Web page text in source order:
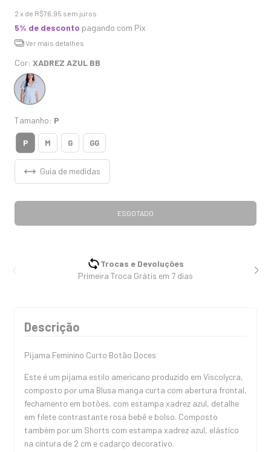
2 x de R$76,95 sem juros
5% de desconto pagando com Pix
Ver mais detalhes
Cor: XADREZ AZUL BB
Tamanho: P
P M G GG
Guia de medidas
Trocas e Devoluções
Primeira Troca Grátis em 7 dias
Descrição
Pijama Feminino Curto Botão Doces
Este é um pijama estilo americano produzido em Viscolycra,
composto por uma Blusa manga curta com abertura frontal,
fechamento em botões, com estampa xadrez azul, detalhe
em filete contrastante rosa bebê e bolso. Composto
também por um Shorts com estampa xadrez azul, elástico
na cintura de 2 cm e cadarço decorativo.